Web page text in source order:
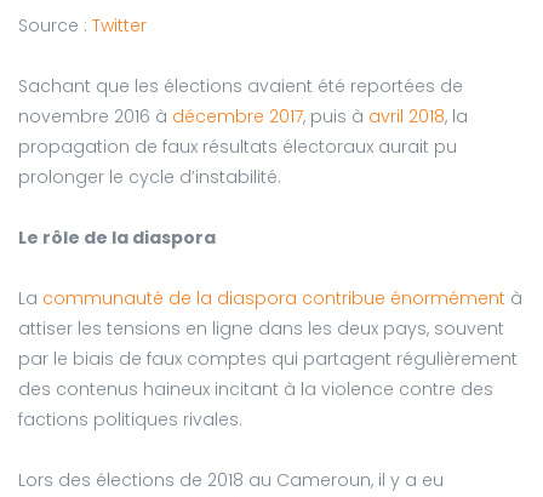
Source : Twitter
Sachant que les élections avaient été reportées de
novembre 2016 à décembre 2017, puis à avril 2018, la
propagation de faux résultats électoraux aurait pu
prolonger le cycle d’instabilité.
Le rôle de la diaspora
La communauté de la diaspora contribue énormément à
attiser les tensions en ligne dans les deux pays, souvent
par le biais de faux comptes qui partagent régulièrement
des contenus haineux incitant à la violence contre des
factions politiques rivales.
Lors des élections de 2018 au Cameroun, il y a eu